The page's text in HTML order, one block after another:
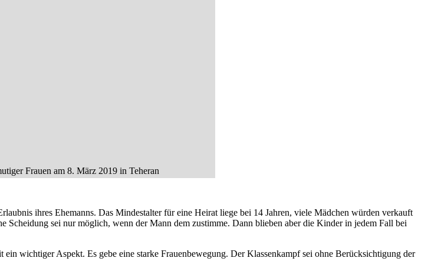
Frauen am 8. März 2019 in Teheran
ihres Ehemanns. Das Mindestalter für eine Heirat liege bei 14 Jahren, viele Mädchen würden verkauft
Scheidung sei nur möglich, wenn der Mann dem zustimme. Dann blieben aber die Kinder in jedem Fall bei
wichtiger Aspekt. Es gebe eine starke Frauenbewegung. Der Klassenkampf sei ohne Berücksichtigung der